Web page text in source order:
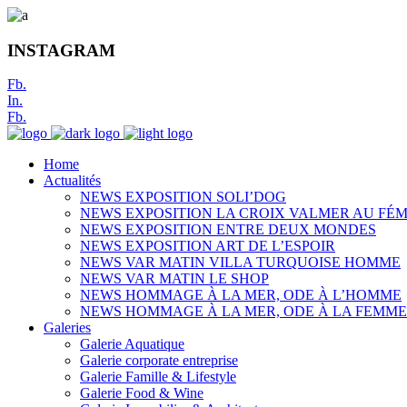
INSTAGRAM
Fb.
In.
Fb.
Home
Actualités
NEWS EXPOSITION SOLI’DOG
NEWS EXPOSITION LA CROIX VALMER AU
NEWS EXPOSITION ENTRE DEUX MONDES
NEWS EXPOSITION ART DE L’ESPOIR
NEWS VAR MATIN VILLA TURQUOISE HOMME
NEWS VAR MATIN LE SHOP
NEWS HOMMAGE À LA MER, ODE À L’HOMME
NEWS HOMMAGE À LA MER, ODE À LA FEMME
Galeries
Galerie Aquatique
Galerie corporate entreprise
Galerie Famille & Lifestyle
Galerie Food & Wine